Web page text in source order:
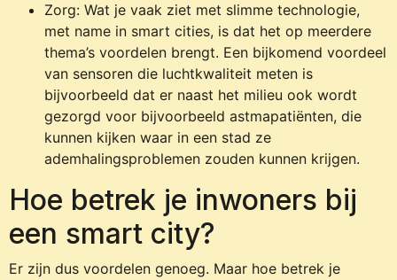
Zorg: Wat je vaak ziet met slimme technologie,
met name in smart cities, is dat het op meerdere
thema’s voordelen brengt. Een bijkomend voordeel
van sensoren die luchtkwaliteit meten is
bijvoorbeeld dat er naast het milieu ook wordt
gezorgd voor bijvoorbeeld astmapatiënten, die
kunnen kijken waar in een stad ze
ademhalingsproblemen zouden kunnen krijgen.
Hoe betrek je inwoners bij
een smart city?
Er zijn dus voordelen genoeg. Maar hoe betrek je